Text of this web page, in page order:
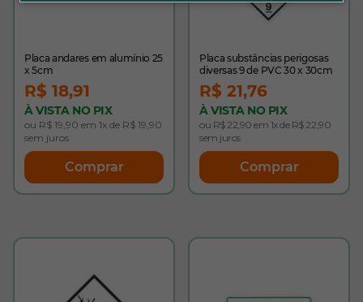
Placa andares em alumínio 25
x 5cm
R$ 18,91
À VISTA NO PIX
ou R$ 19,90 em 1x de R$ 19,90
sem juros
Comprar
Placa substâncias perigosas
diversas 9 de PVC 30 x 30cm
R$ 21,76
À VISTA NO PIX
ou R$ 22,90 em 1x de R$ 22,90
sem juros
Comprar